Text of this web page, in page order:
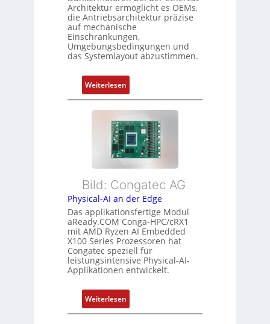
h
u
n
g
u
n
g
u
n
Z
u
s
t
a
n
d
ü
b
e
r
w
a
c
h
u
n
g
s
o
r
g
t
f
ü
r
m
e
h
r
i
s
t
u
n
g
Architektur ermöglicht es OEMs,
die Antriebsarchitektur präzise
auf mechanische
Einschränkungen,
Umgebungsbedingungen und
das Systemlayout abzustimmen.
Weiterlesen:
F
l
e
x
i
b
e
E
t
h
e
r
c
a
t
-
A
Bild: Congatec AG
Physical-AI an der Edge
Das applikationsfertige Modul
aReady.COM Conga-HPC/cRX1
mit AMD Ryzen AI Embedded
X100 Series Prozessoren hat
Congatec speziell für
leistungsintensive Physical-AI-
Applikationen entwickelt.
Weiterlesen:
P